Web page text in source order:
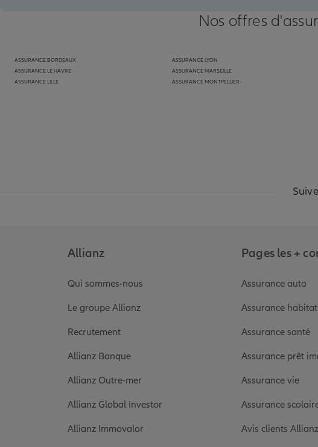
Nos offres
ASSURANCE BORDEAUX
ASSURANCE LE HAVRE
ASSURANCE LILLE
ASSURANCE LYON
ASSURANCE MARSEILLE
ASSURANCE MONTPELLIER
Allianz
Qui sommes-nous
Le groupe Allianz
Recrutement
Allianz Banque
Allianz Outre-mer
Allianz Global Investor
Allianz Immovalor
Pages les +
Assurance auto
Assurance
Assurance santé
Assurance prêt
Assurance vie
Assurance
Avis clients Allianz